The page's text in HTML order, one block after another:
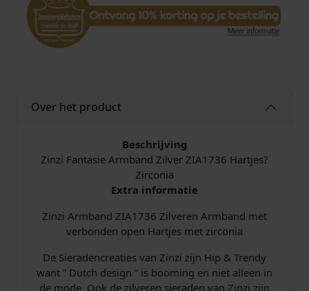
I
A
i
e
r
t
e
s
Over het product
Beschrijving
Zinzi Fantasie Armband Zilver ZIA1736 Hartjes?
Zirconia
Extra informatie
Zinzi Armband ZIA1736 Zilveren Armband met
verbonden open Hartjes met zirconia
De Sieradencreaties van Zinzi zijn Hip & Trendy
want ” Dutch design ” is booming en niet alleen in
de mode. Ook de zilveren sieraden van Zinzi zijn